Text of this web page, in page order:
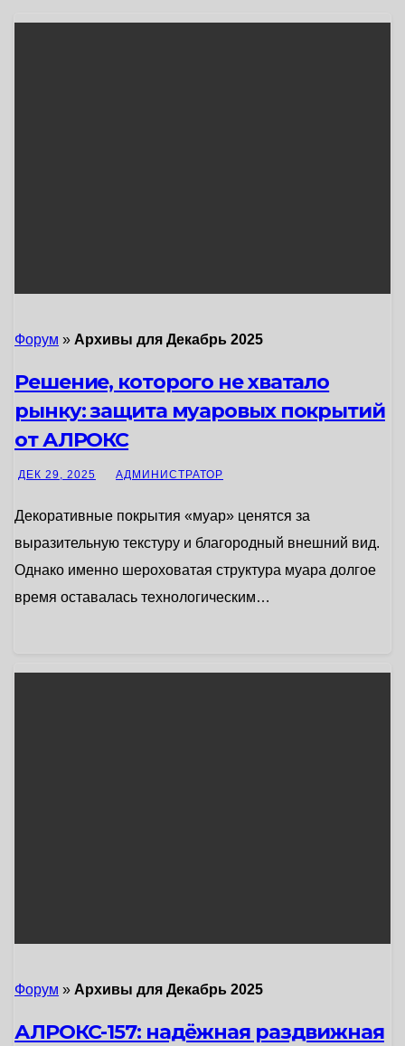
Форум » Архивы для Декабрь 2025
Решение, которого не хватало
рынку: защита муаровых покрытий
от АЛРОКС
ДЕК 29, 2025 АДМИНИСТРАТОР
Декоративные покрытия «муар» ценятся за
выразительную текстуру и благородный внешний вид.
Однако именно шероховатая структура муара долгое
время оставалась технологическим…
Форум » Архивы для Декабрь 2025
АЛРОКС-157: надёжная раздвижная